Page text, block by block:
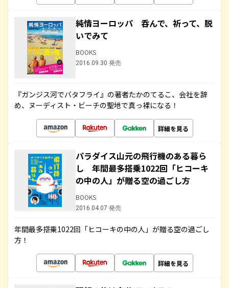
純情ヨーロッパ 呑んで、祈って、脱
いでみて
BOOKS
2016.09.30 発売
『ガンジス河でバタフライ』の著者たかのてるこ、会社を辞
め、ヌーディスト・ビーチの聖地で真っ裸になる！
詳細を見る
パラダイス山元の飛行機のある暮ら
し 年間最多搭乗1022回「ヒコーキ
の中の人」が贈る空の過ごし方
BOOKS
2016.04.07 発売
年間最多搭乗1022回「ヒコーキの中の人」が贈る空の過ごし
方！
詳細を見る